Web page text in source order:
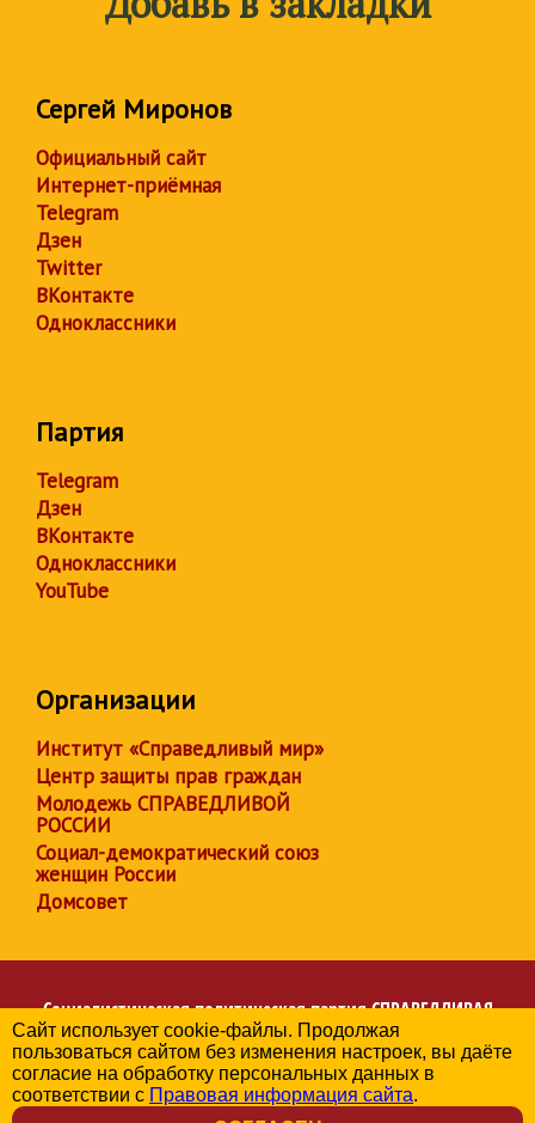
Сергей Миронов
Официальный сайт
Интернет-приёмная
Telegram
Дзен
Twitter
ВКонтакте
Одноклассники
Партия
Telegram
Дзен
ВКонтакте
Одноклассники
YouTube
Организации
Институт «Справедливый мир»
Центр защиты прав граждан
Молодежь СПРАВЕДЛИВОЙ
РОССИИ
Социал-демократический союз
женщин России
Домсовет
Социалистическая политическая партияСПРАВЕДЛИВАЯ
РОССИЯ
Региональное отделение партии в Брянской области
© 2006-2026
Политика в отношении обработки персональных данных
Сайт использует cookie-файлы. Продолжая
пользоваться сайтом без изменения настроек, вы даёте
согласие на обработку персональных данных в
соответствии с Правовая информация сайта.